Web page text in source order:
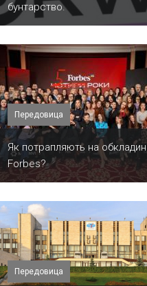
бунтарство.
Передовица
​Як потрапляють на
Forbes?
Передовица